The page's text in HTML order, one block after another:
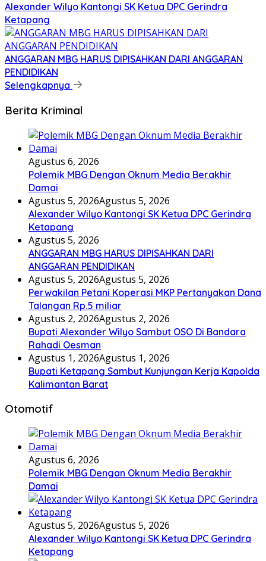
Alexander Wilyo Kantongi SK Ketua DPC Gerindra
Ketapang
ANGGARAN MBG HARUS DIPISAHKAN DARI ANGGARAN
PENDIDIKAN
Selengkapnya
Berita Kriminal
Agustus 6, 2026
Polemik MBG Dengan Oknum Media Berakhir
Damai
Agustus 5, 2026Agustus 5, 2026
Alexander Wilyo Kantongi SK Ketua DPC Gerindra
Ketapang
Agustus 5, 2026
ANGGARAN MBG HARUS DIPISAHKAN DARI
ANGGARAN PENDIDIKAN
Agustus 5, 2026Agustus 5, 2026
Perwakilan Petani Koperasi MKP Pertanyakan Dana
Talangan Rp.5 miliar
Agustus 2, 2026Agustus 2, 2026
Bupati Alexander Wilyo Sambut OSO Di Bandara
Rahadi Oesman
Agustus 1, 2026Agustus 1, 2026
Bupati Ketapang Sambut Kunjungan Kerja Kapolda
Kalimantan Barat
Otomotif
Agustus 6, 2026
Polemik MBG Dengan Oknum Media Berakhir
Damai
Agustus 5, 2026Agustus 5, 2026
Alexander Wilyo Kantongi SK Ketua DPC Gerindra
Ketapang